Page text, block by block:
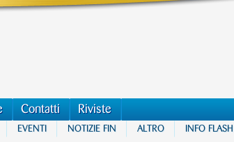
Contatti Riviste
EVENTI NOTIZIE FIN ALTRO INFO FLASH